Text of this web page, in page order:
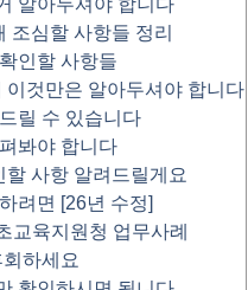
조심할 사항들 정리
인할 사항들
것만은 알아두셔야 합니다
릴 수 있습니다
봐야 합니다
사항 알려드릴게요
려면 [26년 수정]
교육지원청 업무사례
하세요